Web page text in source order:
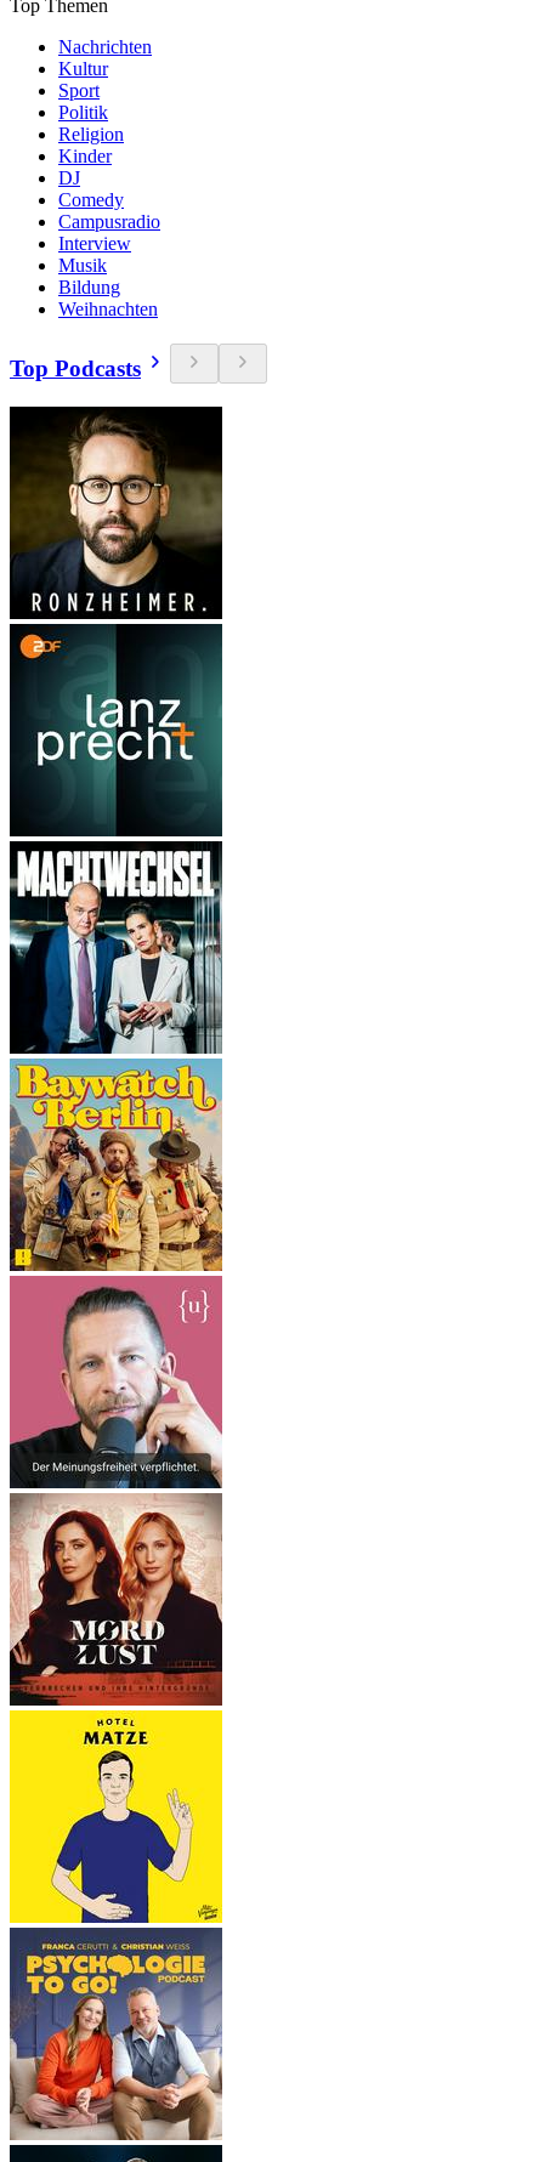
Top Themen
Nachrichten
Kultur
Sport
Politik
Religion
Kinder
DJ
Comedy
Campusradio
Interview
Musik
Bildung
Weihnachten
Top Podcasts